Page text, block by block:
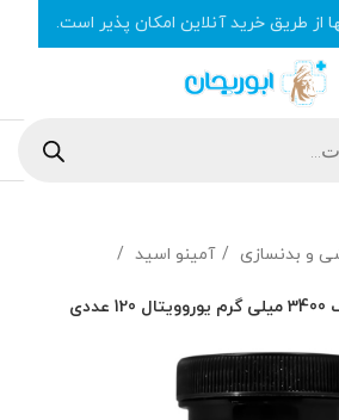
و بدنسازی
آمینو اسید
از طریق خرید آنلاین امکان پذیر است.